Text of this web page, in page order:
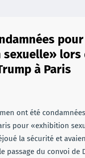
pour
lors
à Paris
ont été
pour «exhibition
la sécurité et
passage du convoi de